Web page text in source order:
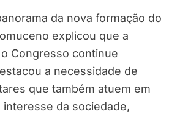
da nova formação do
explicou que a
Congresso continue
a necessidade de
que também atuem em
interesse da sociedade,